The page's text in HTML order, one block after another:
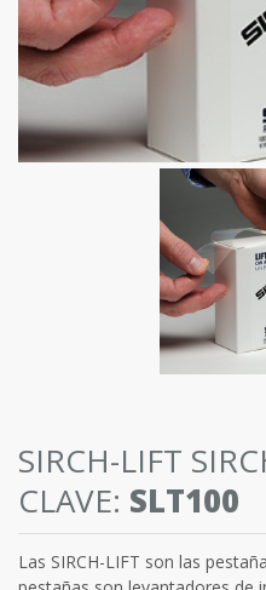
SIRCH-LIFT
CLAVE: SLT100
Las SIRCH-LIFT son las